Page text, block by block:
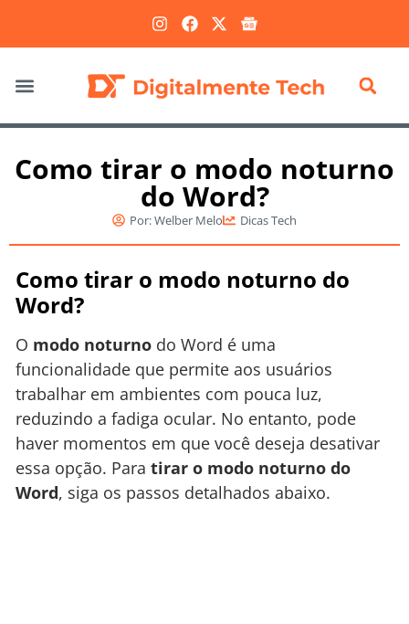
Como tirar o modo noturno
do Word?
Por:Welber Melo Dicas Tech
Como tirar o modo noturno do
Word?
O modo noturno do Word é uma
funcionalidade que permite aos usuários
trabalhar em ambientes com pouca luz,
reduzindo a fadiga ocular. No entanto, pode
haver momentos em que você deseja desativar
essa opção. Para tirar o modo noturno do
Word, siga os passos detalhados abaixo.